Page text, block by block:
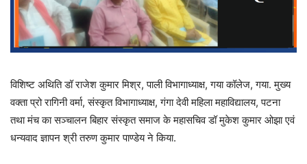
विशिष्ट अथिति डॉ राजेश कुमार मिश्र, पाली विभागाध्याक्ष, गया कॉलेज, गया. मुख्य
वक्ता प्रो रागिनी वर्मा, संस्कृत विभागाध्याक्ष, गंगा देवी महिला महाविद्यालय, पटना
तथा मंच का सञ्चालन बिहार संस्कृत समाज के महासचिव डॉ मुकेश कुमार ओझा एवं
धन्यवाद ज्ञापन श्री तरुण कुमार पाण्डेय ने किया.